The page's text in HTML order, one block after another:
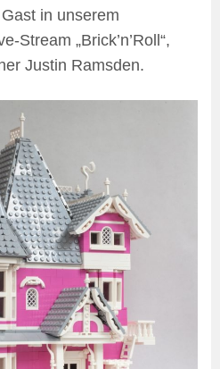
in unserem
Stream „Brick’n’Roll“,
Justin Ramsden.